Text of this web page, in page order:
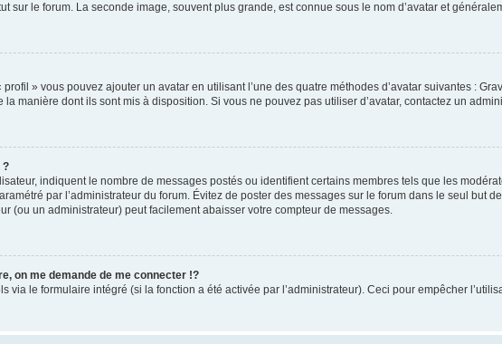
sur le forum. La seconde image, souvent plus grande, est connue sous le nom d’avatar et
» vous pouvez ajouter un avatar en utilisant l’une des quatre méthodes d’avatar suivantes :
manière dont ils sont mis à disposition. Si vous ne pouvez pas utiliser d’avatar, contactez un
?
indiquent le nombre de messages postés ou identifient certains membres tels que les
par l’administrateur du forum. Évitez de poster des messages sur le forum dans le seul but
(ou un administrateur) peut facilement abaisser votre compteur de messages.
on me demande de me connecter !?
via le formulaire intégré (si la fonction a été activée par l’administrateur). Ceci pour empêcher